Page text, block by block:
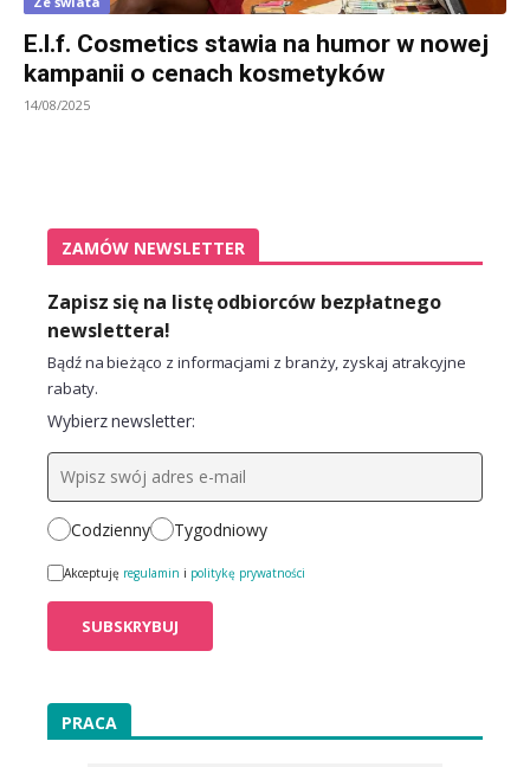
E.l.f. Cosmetics stawia na humor w nowej
kampanii o cenach kosmetyków
14/08/2025
ZAMÓW NEWSLETTER
Zapisz się na listę odbiorców bezpłatnego
newslettera!
Bądź na bieżąco z informacjami z branży, zyskaj atrakcyjne
rabaty.
Wybierz newsletter:
Codzienny Tygodniowy
Akceptuję regulamin i politykę prywatności
PRACA